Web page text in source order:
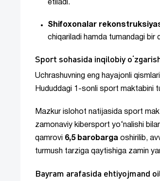
etiladi.
Shifoxonalar
chiqariladi hamda tumandagi
Sport sohasida inqilobiy
Uchrashuvning eng hayajonli
Hududdagi 1-sonli sport maktabini
Mazkur islohot natijasida sport
zamonaviy kibersport yo‘nalishi
qamrovi 6,5 barobarga oshirilib,
turmush tarziga qaytishiga zamin
Bayram arafasida ehtiyojmand